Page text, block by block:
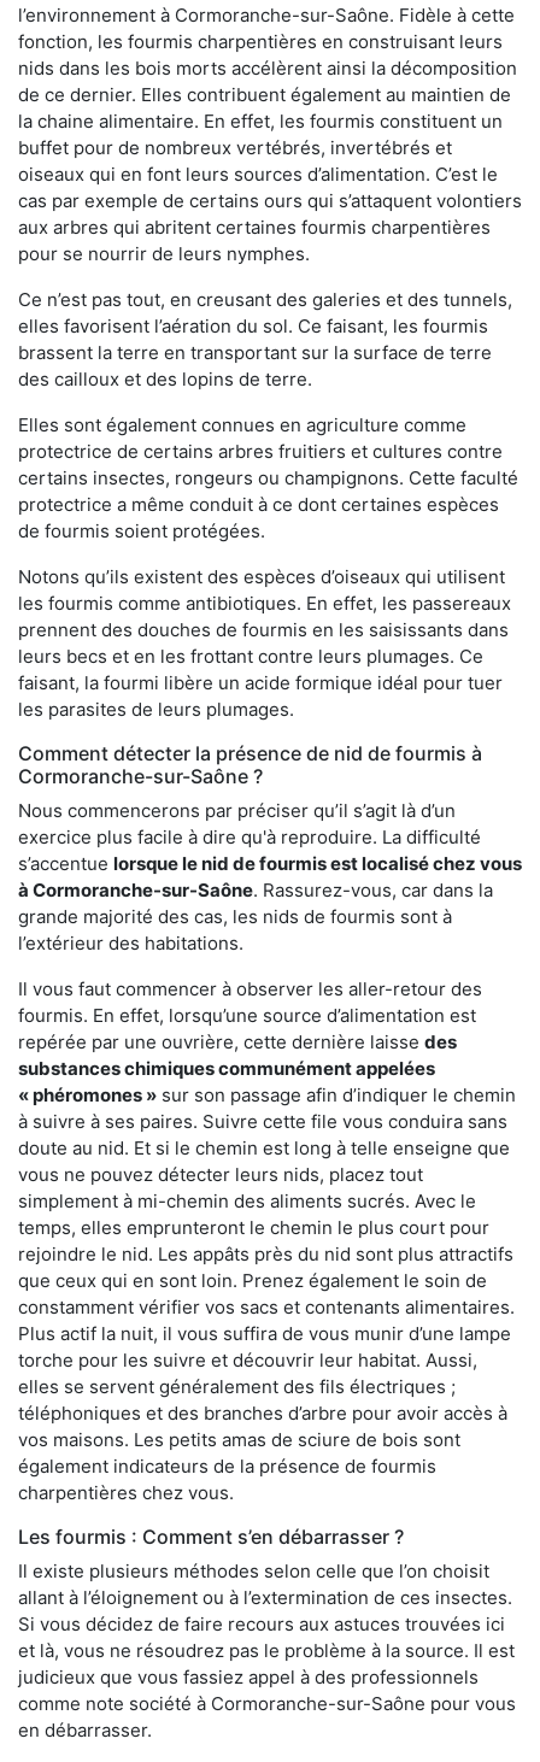
l’environnement à Cormoranche-sur-Saône. Fidèle à cette
fonction, les fourmis charpentières en construisant leurs
nids dans les bois morts accélèrent ainsi la décomposition
de ce dernier. Elles contribuent également au maintien de
la chaine alimentaire. En effet, les fourmis constituent un
buffet pour de nombreux vertébrés, invertébrés et
oiseaux qui en font leurs sources d’alimentation. C’est le
cas par exemple de certains ours qui s’attaquent volontiers
aux arbres qui abritent certaines fourmis charpentières
pour se nourrir de leurs nymphes.
Ce n’est pas tout, en creusant des galeries et des tunnels,
elles favorisent l’aération du sol. Ce faisant, les fourmis
brassent la terre en transportant sur la surface de terre
des cailloux et des lopins de terre.
Elles sont également connues en agriculture comme
protectrice de certains arbres fruitiers et cultures contre
certains insectes, rongeurs ou champignons. Cette faculté
protectrice a même conduit à ce dont certaines espèces
de fourmis soient protégées.
Notons qu’ils existent des espèces d’oiseaux qui utilisent
les fourmis comme antibiotiques. En effet, les passereaux
prennent des douches de fourmis en les saisissants dans
leurs becs et en les frottant contre leurs plumages. Ce
faisant, la fourmi libère un acide formique idéal pour tuer
les parasites de leurs plumages.
Comment détecter la présence de nid de fourmis à
Cormoranche-sur-Saône ?
Nous commencerons par préciser qu’il s’agit là d’un
exercice plus facile à dire qu'à reproduire. La difficulté
s’accentue lorsque le nid de fourmis est localisé chez vous
à Cormoranche-sur-Saône. Rassurez-vous, car dans la
grande majorité des cas, les nids de fourmis sont à
l’extérieur des habitations.
Il vous faut commencer à observer les aller-retour des
fourmis. En effet, lorsqu’une source d’alimentation est
repérée par une ouvrière, cette dernière laisse des
substances chimiques communément appelées
« phéromones » sur son passage afin d’indiquer le chemin
à suivre à ses paires. Suivre cette file vous conduira sans
doute au nid. Et si le chemin est long à telle enseigne que
vous ne pouvez détecter leurs nids, placez tout
simplement à mi-chemin des aliments sucrés. Avec le
temps, elles emprunteront le chemin le plus court pour
rejoindre le nid. Les appâts près du nid sont plus attractifs
que ceux qui en sont loin. Prenez également le soin de
constamment vérifier vos sacs et contenants alimentaires.
Plus actif la nuit, il vous suffira de vous munir d’une lampe
torche pour les suivre et découvrir leur habitat. Aussi,
elles se servent généralement des fils électriques ;
téléphoniques et des branches d’arbre pour avoir accès à
vos maisons. Les petits amas de sciure de bois sont
également indicateurs de la présence de fourmis
charpentières chez vous.
Les fourmis : Comment s’en débarrasser ?
Il existe plusieurs méthodes selon celle que l’on choisit
allant à l’éloignement ou à l’extermination de ces insectes.
Si vous décidez de faire recours aux astuces trouvées ici
et là, vous ne résoudrez pas le problème à la source. Il est
judicieux que vous fassiez appel à des professionnels
comme note société à Cormoranche-sur-Saône pour vous
en débarrasser.